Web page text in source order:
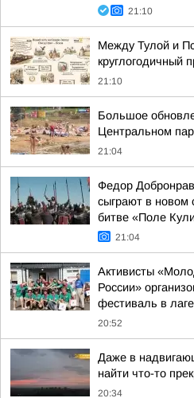
21:10
Между Тулой и
круглогодичный
21:10
Большое
Центральном
21:04
Федор
сыграют в новом
битве «Поле
21:04
Активисты
России»
фестиваль в
20:52
Даже в
найти что-то
20:34